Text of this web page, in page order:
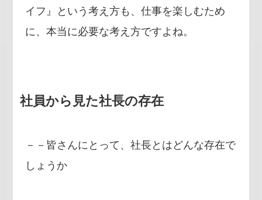
イフ』という考え方も、仕事を楽しむため
に、本当に必要な考え方ですよね。
社員から見た社長の存在
－－皆さんにとって、社長とはどんな存在で
しょうか